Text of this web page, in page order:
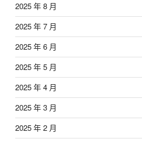
2025 年 8 月
2025 年 7 月
2025 年 6 月
2025 年 5 月
2025 年 4 月
2025 年 3 月
2025 年 2 月